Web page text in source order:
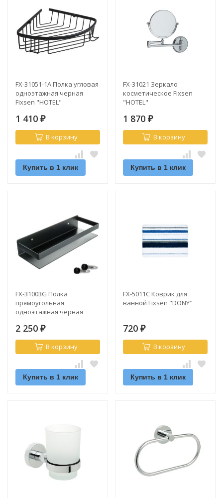
FX-31051-1A Полка угловая
одноэтажная черная
Fixsen "HOTEL"
1 410 ₽
В корзину
Купить в 1 клик
FX-31021 Зеркало
косметическое Fixsen
"HOTEL"
1 870 ₽
В корзину
Купить в 1 клик
FX-31003G Полка
прямоугольная
одноэтажная черная
2 250 ₽
В корзину
Купить в 1 клик
FX-5011C Коврик для
ванной Fixsen "DONY"
720 ₽
В корзину
Купить в 1 клик